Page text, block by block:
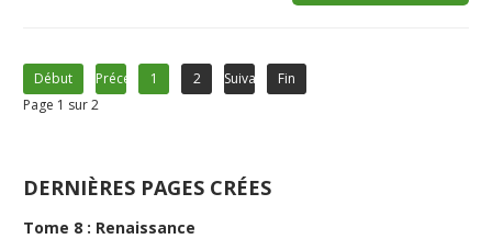
Début Précédent1 2 Suivant
Fin
Page 1 sur 2
DERNIÈRES PAGES CRÉES
Tome 8 : Renaissance